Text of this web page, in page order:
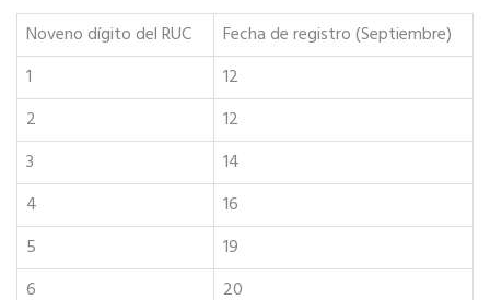
Noveno dígito del RUC
Fecha de registro (Septiembre)
1
12
2
12
3
14
4
16
5
19
6
20